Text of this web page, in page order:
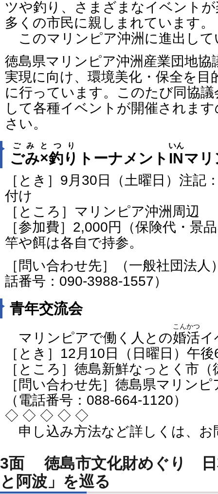
ツや釣り、さまざまなイベント
多くの市民に親しまれています。
このマリンピア沖洲に進出して
徳島県マリンピア沖洲産業団地協
実現に向け、環境美化・保全を目
に行っています。このたび同協
して各種イベントが開催されま
さい。
ごみ×釣り
ごみとつり
トーナメント IN
いん
マ
［とき］9月30日（土曜日）注記
付け
［ところ］マリンピア沖洲周辺
［参加費］2,000円（保険代・景
竿や餌は各自で持参。
［問い合わせ先］（一般社団法人
話番号：090-3988-1557）
青年交流会
マリンピアで働く人との婚活
こんかつ
イ
［とき］12月10日（日曜日）午
［ところ］徳島新鮮なっとく市
［問い合わせ先］徳島県マリン
（電話番号：088-664-1120）
◇ ◇ ◇ ◇ ◇
申し込み方法など詳しくは、お
3面 徳島市文化財めぐり 日
と阿波」を巡る